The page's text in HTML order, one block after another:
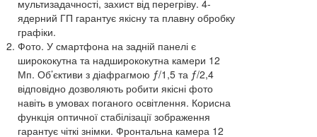
мультизадачності, захист від перегріву. 4-
ядерний ГП гарантує якісну та плавну обробку
графіки.
Фото. У смартфона на задній панелі є
ширококутна та надширококутна камери 12
Мп. Об’єктиви з діафрагмою ƒ/1,5 та ƒ/2,4
відповідно дозволяють робити якісні фото
навіть в умовах поганого освітлення. Корисна
функція оптичної стабілізації зображення
гарантує чіткі знімки. Фронтальна камера 12